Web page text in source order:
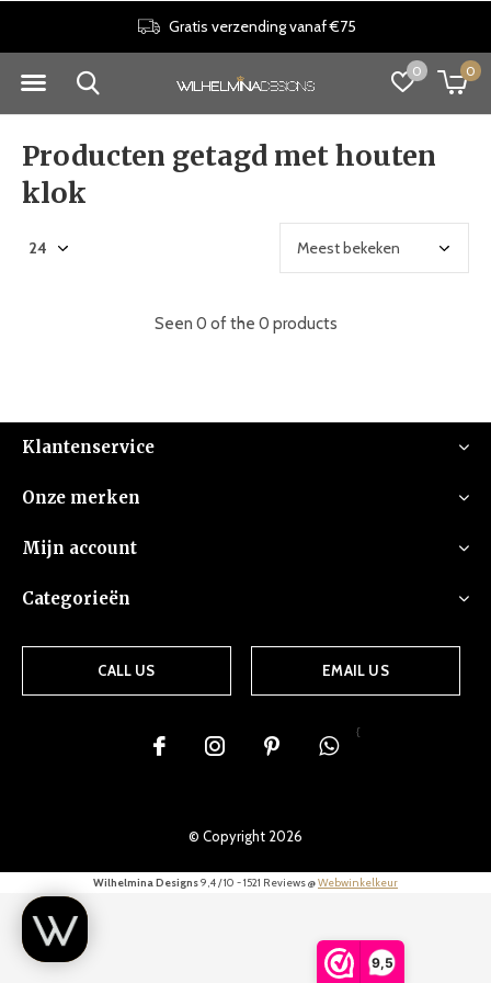
9,5
0 0
Gratis verzending vanaf €75
Producten getagd met houten
klok
Seen 0 of the 0 products
Klantenservice
Onze merken
Mijn account
Categorieën
CALL US EMAIL US
{
© Copyright 2026
Wilhelmina Designs9,4/10 -1521 Reviews @Webwinkelkeur